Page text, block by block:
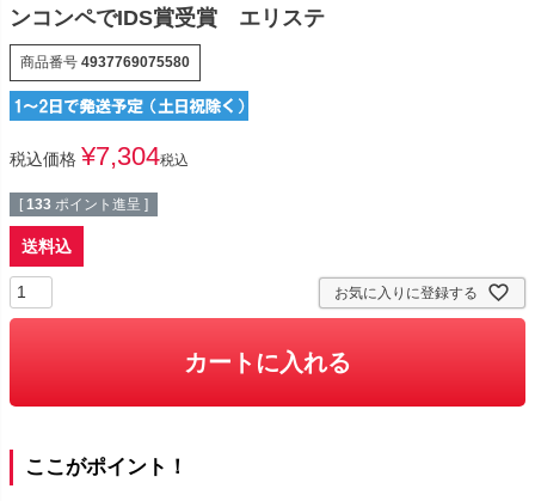
ンコンペでIDS賞受賞 エリステ
商品番号 4937769075580
税込価格 ¥7,304税込
[ 133 ポイント進呈 ]
送料込
お気に入りに登録する
カートに入れる
ここがポイント！